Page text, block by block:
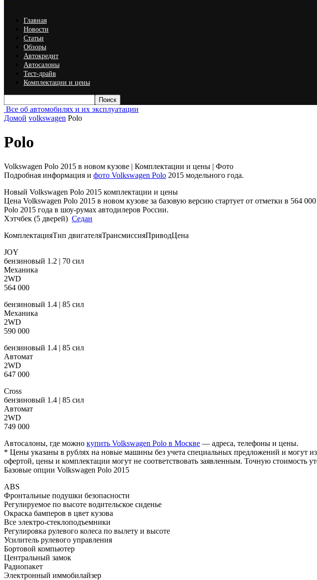
Главная
Новости
Статьи
Обзоры
Автокредит
Автосалоны
Тест-драйв
Комплектации и цены
Все об автомобилях и их эксплуатации
Домой volkswagen Polo
Polo
Volkswagen Polo 2015 в новом кузове | Комплектации и цены | Фото
Подробная информация и фото Volkswagen Polo 2015 модельного года.
Новый Volkswagen Polo 2015 комплектации и цены
Цена Volkswagen Polo 2015 в новом кузове за базовую версию стартует от отметки в 564
Polo 2015 года в шоу-румах автодилеров России.
Хэтчбек (5 дверей) Седан
КомплектацияТип двигателяТрансмиссияПриводЦена
JOY
бензиновый 1.2 | 70 сил
Механика
2WD
564 000
бензиновый 1.4 | 85 сил
Механика
2WD
590 000
бензиновый 1.4 | 85 сил
Автомат
2WD
647 000
Cross
бензиновый 1.4 | 85 сил
Автомат
2WD
749 000
Автосалоны, где можно купить Volkswagen Polo в Москве — адреса, телефоны и цены.
* Цены указаны в рублях на новые машины без учета специальных предложений и могут
офертой, цены и комплектации могут не соответствовать заявленным. Точную стоимость
Базовые опции Volkswagen Polo 2015
ABS
Фронтальные подушки безопасности
Регулируемое по высоте водительское сиденье
Окраска бамперов в цвет кузова
Все электро-стеклоподъемники
Регулировка рулевого колеса по вылету и высоте
Усилитель рулевого управления
Бортовой компьютер
Центральный замок
Радиопакет
Электронный иммобилайзер